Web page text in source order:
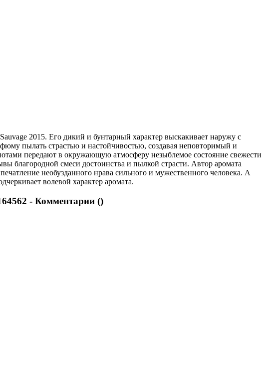
2015. Его дикий и бунтарный характер выскакивает наружу с
пылать страстью и настойчивостью, создавая неповторимый и
передают в окружающую атмосферу незыблемое состояние свежести
смеси достоинства и пылкой страсти. Автор аромата
необузданного нрава сильного и мужественного человека. А
волевой характер аромата.
- Комментарии ()